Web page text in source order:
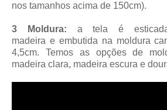
nos tamanhos acima de 150cm).
3 Moldura:
a tela é
madeira e embutida na moldura
4,5cm. Temos as opções de
madeira clara, madeira escura e